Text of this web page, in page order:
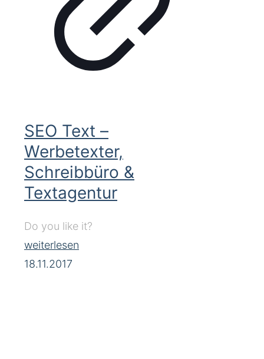
SEO Text –
Werbetexter,
Schreibbüro &
Textagentur
Do you like it?
weiterlesen
18.11.2017